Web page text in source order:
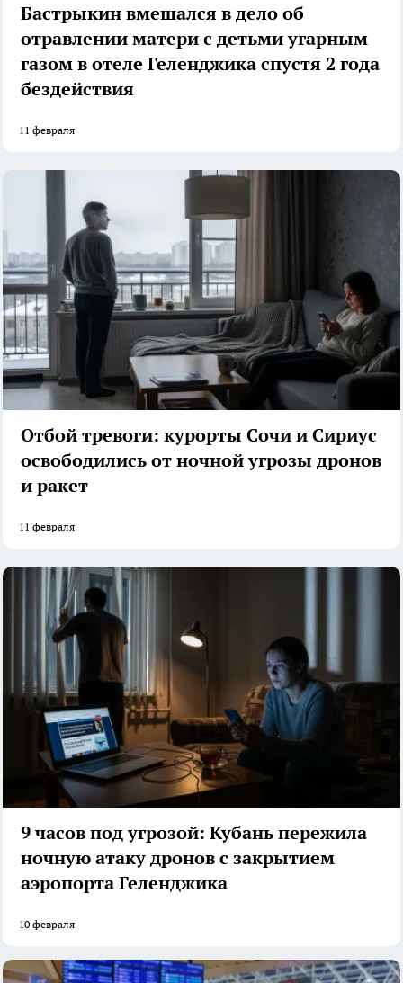
Бастрыкин вмешался в дело об
отравлении матери с детьми угарным
газом в отеле Геленджика спустя 2 года
бездействия
11 февраля
Отбой тревоги: курорты Сочи и Сириус
освободились от ночной угрозы дронов
и ракет
11 февраля
9 часов под угрозой: Кубань пережила
ночную атаку дронов с закрытием
аэропорта Геленджика
10 февраля